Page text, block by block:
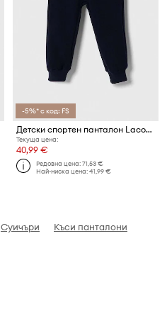
-5%* с код: FS
Детски спортен панталон Lacoste
Текуща цена:
40,99 €
Редовна цена:71,53 €
Най-ниска цена:41,99 €
Суичъри Къси панталони